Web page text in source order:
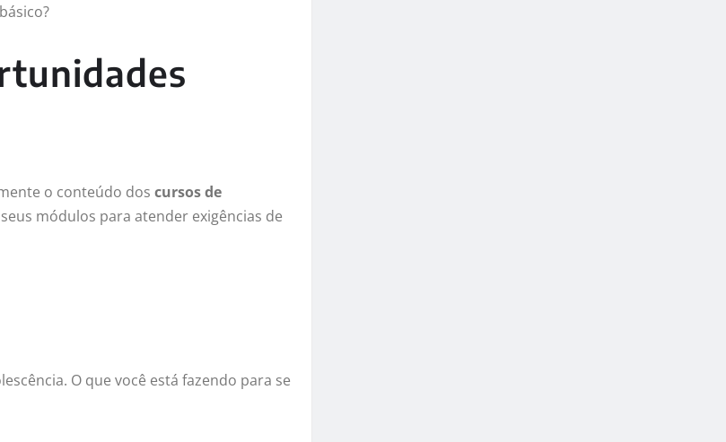
o conteúdo dos cursos de
módulos para atender exigências de
O que você está fazendo para se